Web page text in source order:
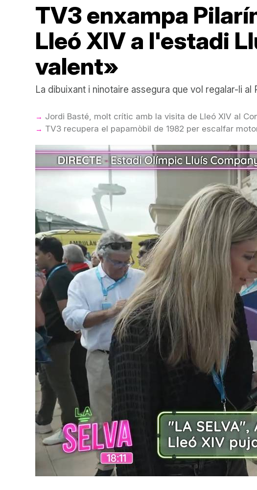
TV3 enxampa
Lleó XIV a l'estadi
valent»
La dibuixant i ninotaire assegura que vol regalar-li
Jordi Basté, molt crític amb la visita de Lleó XIV al
TV3 recupera el papamòbil de 1982 per escalfar